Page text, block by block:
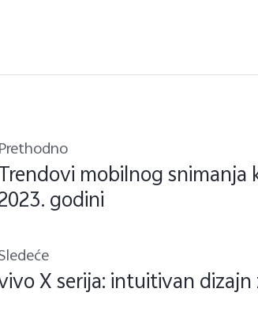
Prethodno
mobilnog
godini
X serija: intuitivan